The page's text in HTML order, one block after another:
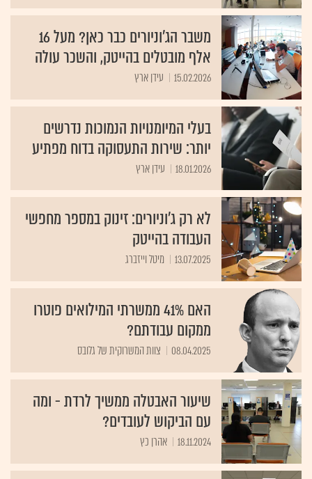
משבר הג'וניורים כבר כאן? מעל 16
אלף מובטלים בהייטק, והשכר עולה
15.02.2026 עידן ארץ
בעלי המיומנויות הנמוכות נדרשים
יותר: שירות התעסוקה בדוח מפתיע
18.01.2026 עידן ארץ
לא רק ג'וניורים: זינוק במספר מחפשי
העבודה בהייטק
13.07.2025 מיטל וייזברג
האם 41% ממשרתי המילואים פוטרו
ממקום עבודתם?
08.04.2025 צוות המשרוקית של גלובס
שיעור האבטלה ממשיך לרדת - ומה
עם הביקוש לעובדים?
18.11.2024 אהרן כץ